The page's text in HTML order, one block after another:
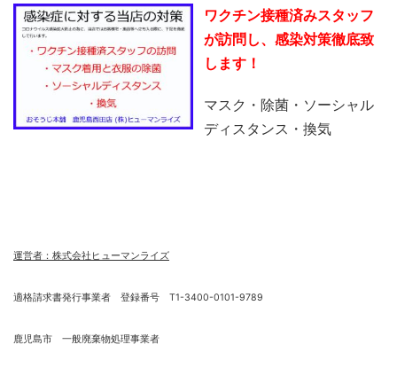
ワクチン接種済みスタッフ
が訪問し、感染対策徹底致
します！
マスク・除菌・ソーシャル
ディスタンス・換気
運営者：株式会社ヒューマンライズ
適格請求書発行事業者 登録番号 T1-3400-0101-9789
鹿児島市 一般廃棄物処理事業者